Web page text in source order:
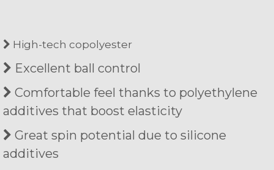
High-tech copolyester
Excellent ball control
Comfortable feel thanks to polyethylene
additives that boost elasticity
Great spin potential due to silicone
additives